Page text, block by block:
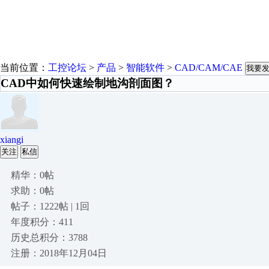
当前位置： 工控论坛 > 产品 > 智能软件 > CAD/CAM/CAE 我要
CAD中如何快速绘制地沟剖面图？
xiangi
关注 私信
精华：0帖
求助：0帖
帖子：1222帖 | 1回
年度积分：411
历史总积分：3788
注册：2018年12月04日